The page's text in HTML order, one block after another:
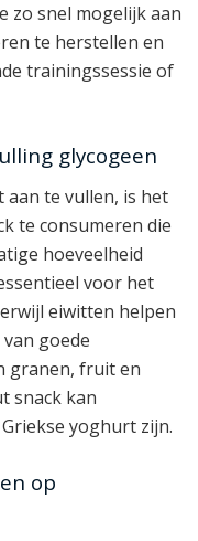
zo snel mogelijk aan
te herstellen en
trainingssessie of
glycogeen
aan te vullen, is het
te consumeren die
hoeveelheid
voor het
eiwitten helpen
goede
granen, fruit en
snack kan
yoghurt zijn.
op